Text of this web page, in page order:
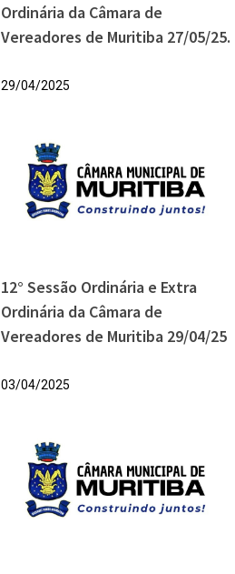
Ordinária da Câmara de
Vereadores de Muritiba 27/05/25.
29/04/2025
12° Sessão Ordinária e Extra
Ordinária da Câmara de
Vereadores de Muritiba 29/04/25
03/04/2025